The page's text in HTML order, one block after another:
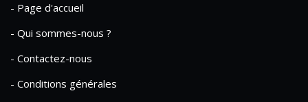
- Page d'accueil
- Qui sommes-nous ?
- Contactez-nous
- Conditions générales